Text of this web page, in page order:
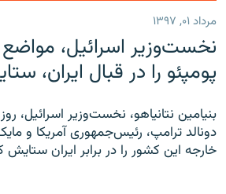
مرداد ۰۱, ۱۳۹۷
نخست‌وزیر اسرائیل،
پومپئو را در قبال ایران،
بنیامین نتانیاهو، نخست‌وزیر اسرائیل،
دونالد ترامپ، رئیس‌جمهوری آمریکا و
خارجه این کشور را در برابر ایران ستایش